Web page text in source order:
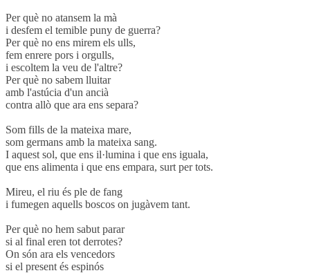
Per què no atansem la mà
i desfem el temible puny de guerra?
Per què no ens mirem els ulls,
fem enrere pors i orgulls,
i escoltem la veu de l'altre?
Per què no sabem lluitar
amb l'astúcia d'un ancià
contra allò que ara ens separa?
Som fills de la mateixa mare,
som germans amb la mateixa sang.
I aquest sol, que ens il·lumina i que ens iguala,
que ens alimenta i que ens empara, surt per tots.
Mireu, el riu és ple de fang
i fumegen aquells boscos on jugàvem tant.
Per què no hem sabut parar
si al final eren tot derrotes?
On són ara els vencedors
si el present és espinós